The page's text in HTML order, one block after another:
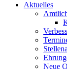
Aktuelles
Neue